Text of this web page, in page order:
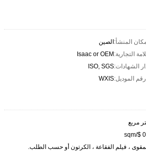
المنشأ:الصين
التجارية:Isaac or OEM
الشهادات:ISO, SGS
رقم الموديل:WXIS
، فيلم الفقاعة ، الكرتون أو حسب الطلب.